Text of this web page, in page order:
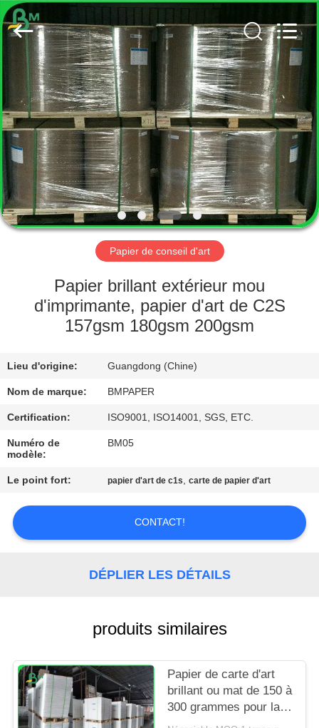
MAISON
PRODUITS
AU
SUJET
DE
NOUS
VISITE
D'USINE
DE
QUALITÉ
CONTACTEZ-
NOUS
NOUVELLES
PRIVACY
POLICY
GUANGZHOU
BMPAPER
CO.,
LTD..
Reserved.
Papier de conseil d'art
Papier brillant extérieur mou
d'imprimante, papier d'art de C2S
157gsm 180gsm 200gsm
Lieu d'origine: Guangdong (Chine)
Nom de marque: BMPAPER
Certification: ISO9001, ISO14001, SGS, ETC.
Numéro de
modèle:
BM05
Le point fort: papier d'art de c1s,carte de papier d'art
CONTACT!
DÉPLIER LES DÉTAILS
produits similaires
Papier de carte d'art
brillant ou mat de 150 à
300 grammes pour la
publicité en brochure